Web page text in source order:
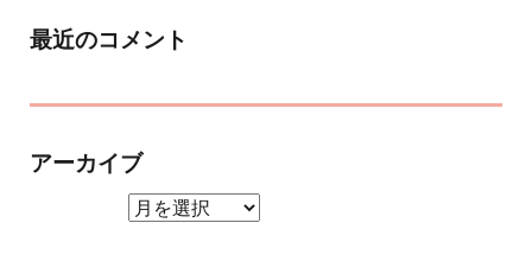
最近のコメント
アーカイブ